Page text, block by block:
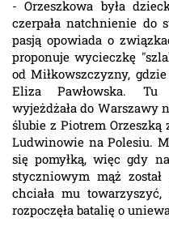
- Orzeszkowa była
czerpała natchnienie do
pasją opowiada o
proponuje wycieczkę
od Miłkowszczyzny,
Eliza Pawłowska. Tu
wyjeżdżała do Warszawy
ślubie z Piotrem Orzeszką
Ludwinowie na Polesiu.
się pomyłką, więc gdy
styczniowym mąż
chciała mu
rozpoczęła batalię o